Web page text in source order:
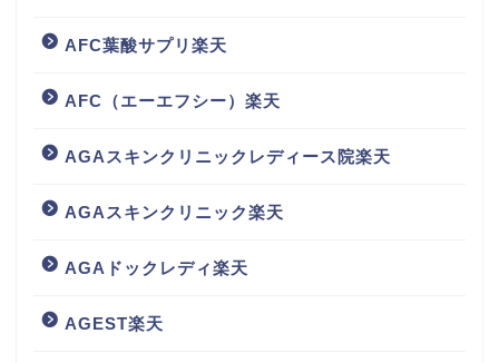
AFC葉酸サプリ楽天
AFC（エーエフシー）楽天
AGAスキンクリニックレディース院楽天
AGAスキンクリニック楽天
AGAドックレディ楽天
AGEST楽天